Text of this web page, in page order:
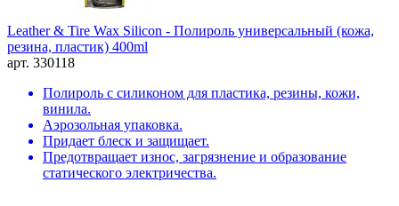
Leather & Tire Wax Silicon - Полироль универсальный (кожа,
резина, пластик) 400ml
арт. 330118
Полироль с силиконом для пластика, резины, кожи,
винила.
Аэрозольная упаковка.
Придает блеск и защищает.
Предотвращает износ, загрязнение и образование
статического электричества.